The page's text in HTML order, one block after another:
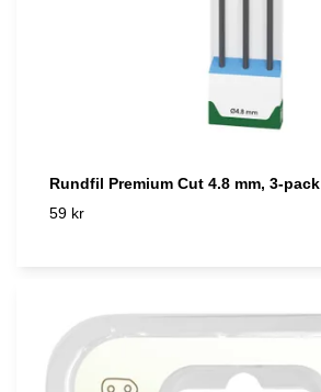
Rundfil Premium Cut 4.8 mm, 3-pack
59 kr